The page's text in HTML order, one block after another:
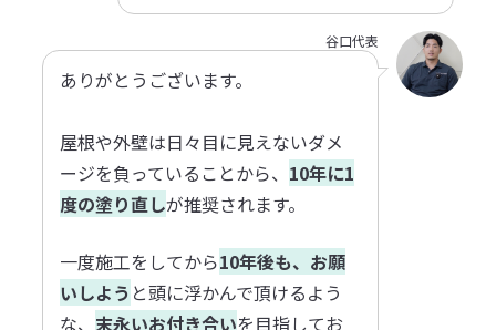
谷口代表
ありがとうございます。
屋根や外壁は日々目に見えないダメ
ージを負っていることから、 10年に1
度の塗り直しが推奨されます。
一度施工をしてから10年後も、お願
いしよう と頭に浮かんで頂けるよう
な、 末永いお付き合いを目指してお